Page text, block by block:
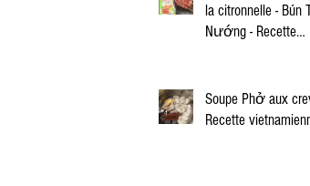
la citronnelle - Bún
Nướng - Recette
Soupe Phở aux
Recette